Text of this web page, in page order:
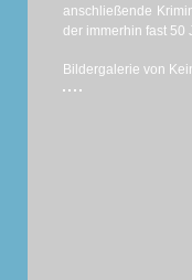
anschließende
der immerhin fast 50
Bildergalerie von